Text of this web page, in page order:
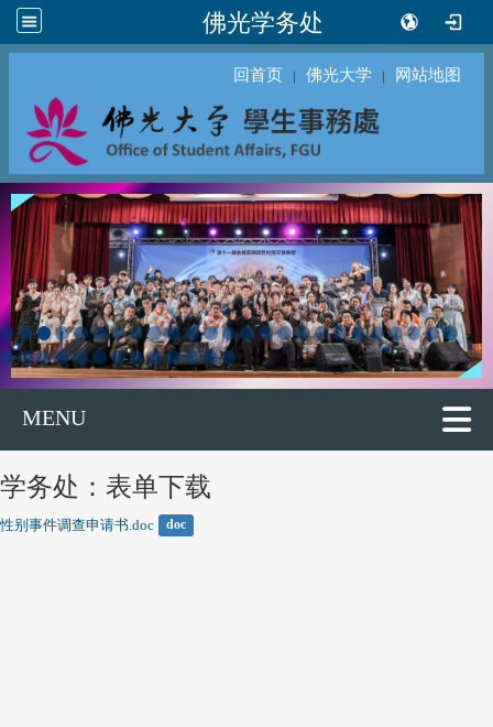
佛光学务处
回首页 ｜ 佛光大学 ｜ 网站地图
MENU
学务处：表单下载
性别事件调查申请书.doc doc